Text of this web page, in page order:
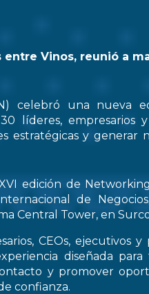
Vinos, reunió a
celebró una nueva
líderes, empresarios
estratégicas y generar
edición de
de
Central Tower, en
CEOs, ejecutivos y
diseñada
y promover
confianza.